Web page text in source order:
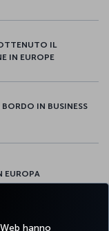
hanno
IL
IN EUROPE
IN BUSINESS
EUROPA